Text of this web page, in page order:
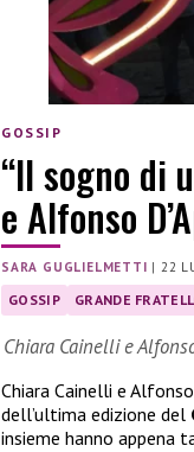
GOSSIP
“Il sogno di
e Alfonso
SARA GUGLIELMETTI | 22
GOSSIP GRANDE
Chiara Cainelli e
Chiara Cainelli e
dell’ultima edizione del
insieme hanno appena